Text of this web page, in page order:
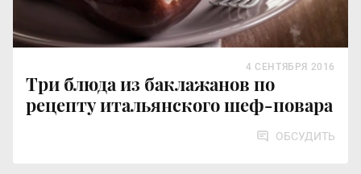
Три блюда из баклажанов по
рецепту итальянского шеф-повара
4 СЕНТЯБРЯ 2016
ОБСУДИТЬ